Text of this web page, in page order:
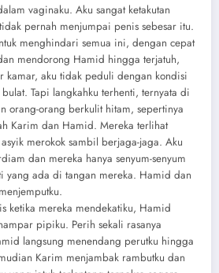
vaginaku. Aku sangat ketakutan
pernah menjumpai penis sebesar itu.
menghindari semua ini, dengan cepat
mendorong Hamid hingga terjatuh,
kamar, aku tidak peduli dengan kondisi
Tapi langkahku terhenti, ternyata di
orang-orang berkulit hitam, sepertinya
Karim dan Hamid. Mereka terlihat
merokok sambil berjaga-jaga. Aku
dan mereka hanya senyum-senyum
yang ada di tangan mereka. Hamid dan
ketika mereka mendekatiku, Hamid
pipiku. Perih sekali rasanya
langsung menendang perutku hingga
Karim menjambak rambutku dan